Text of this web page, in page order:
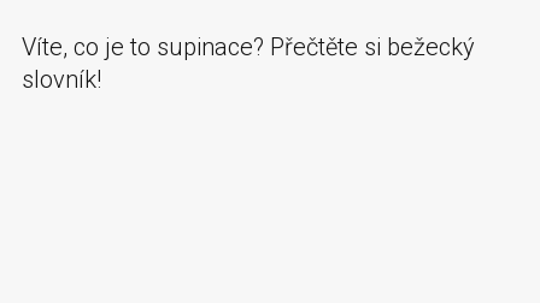
Víte, co je to supinace? Přečtěte si bežecký
slovník!